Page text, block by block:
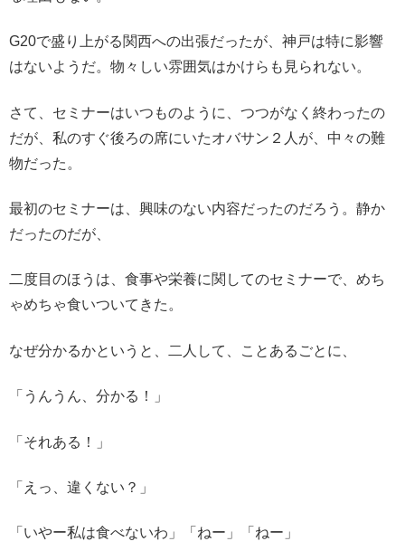
G20で盛り上がる関西への出張だったが、神戸は特に影響
はないようだ。物々しい雰囲気はかけらも見られない。
さて、セミナーはいつものように、つつがなく終わったの
だが、私のすぐ後ろの席にいたオバサン２人が、中々の難
物だった。
最初のセミナーは、興味のない内容だったのだろう。静か
だったのだが、
二度目のほうは、食事や栄養に関してのセミナーで、めち
ゃめちゃ食いついてきた。
なぜ分かるかというと、二人して、ことあるごとに、
「うんうん、分かる！」
「それある！」
「えっ、違くない？」
「いやー私は食べないわ」「ねー」「ねー」